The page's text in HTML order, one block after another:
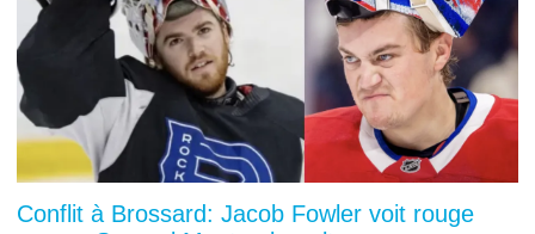
Conflit à Brossard: Jacob Fowler voit rouge